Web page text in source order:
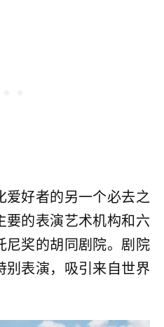
爱好者的另一个必去之
要的表演艺术机构和六
尼奖的胡同剧院。剧院
别表演，吸引来自世界